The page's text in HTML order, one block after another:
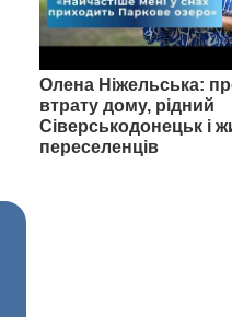
Олена Ніжельська:
втрату дому, рідний
Сіверськодонецьк і
переселенців